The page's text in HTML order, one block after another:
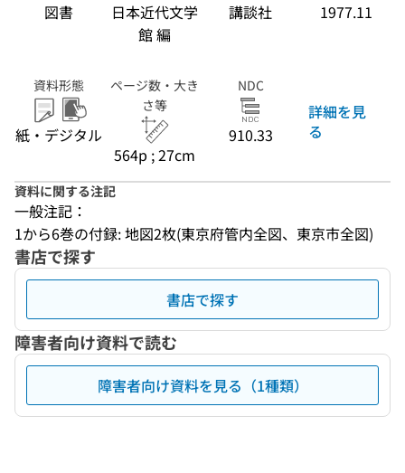
図書
日本近代文学
館 編
講談社 1977.11
資料形態
紙・デジタル
ページ数・大き
さ等
564p ; 27cm
NDC
910.33
詳細を見
る
資料に関する注記
一般注記：
1から6巻の付録: 地図2枚(東京府管内全図、東京市全図)
書店で探す
書店で探す
障害者向け資料で読む
障害者向け資料を見る（1種類）